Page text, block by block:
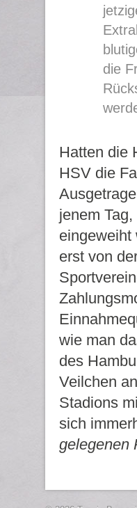
die
Hatten die
HSV die
jenem
eingeweiht
erst von
wie man
des
Veilchen
Stadions
sich
gelegenen